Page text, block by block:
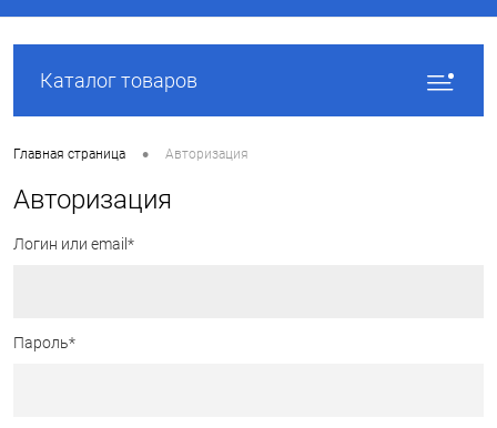
Каталог товаров
Главная страница • Авторизация
Авторизация
Логин или email*
Пароль*